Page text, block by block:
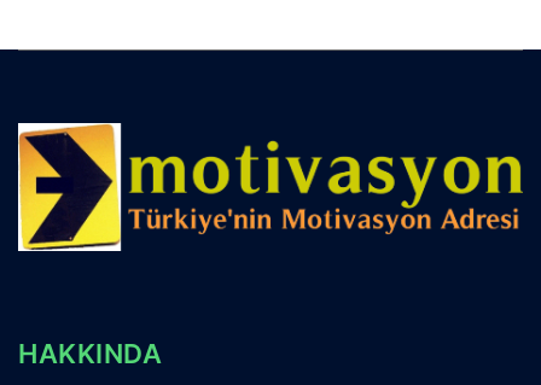
HAKKINDA